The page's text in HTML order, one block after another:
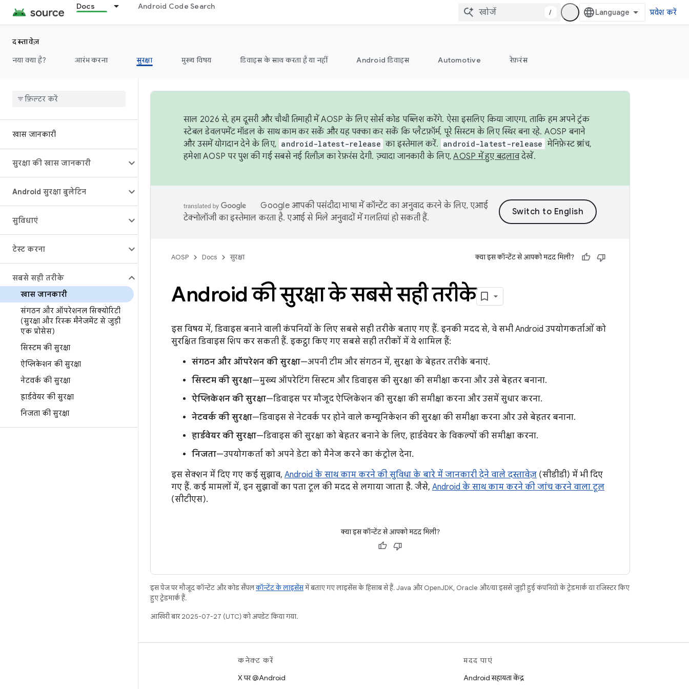
Docs Android Code Search
/ प्रवेश करें
दस्तावेज़
नया क्या है?
आरंभ करना सुरक्षा मुख्य विषय डिवाइस के साथ करता है या नहीं Android डिवाइस Automotive रेफ़रंस
खास जानकारी
सुरक्षा की खास जानकारी
Android सुरक्षा बुलेटिन
सुविधाएं
टेस्ट करना
सबसे सही तरीके
खास जानकारी
संगठन और ऑपरेशनल सिक्योरिटी
(सुरक्षा और रिस्क मैनेजमेंट से जुड़ी
एक प्रोसेस)
सिस्टम की सुरक्षा
ऐप्लिकेशन की सुरक्षा
नेटवर्क की सुरक्षा
हार्डवेयर की सुरक्षा
निजता की सुरक्षा
साल 2026 से, हम दूसरी और चौथी तिमाही में AOSP के लिए सोर्स कोड पब्लिश करेंगे. ऐसा इसलिए किया जाएगा, ताकि हम अपने ट्रंक
स्टेबल डेवलपमेंट मॉडल के साथ काम कर सकें और यह पक्का कर सकें कि प्लैटफ़ॉर्म, पूरे सिस्टम के लिए स्थिर बना रहे. AOSP बनाने
और उसमें योगदान देने के लिए, android-latest-release का इस्तेमाल करें. android-latest-release मेनिफ़ेस्ट ब्रांच,
हमेशा AOSP पर पुश की गई सबसे नई रिलीज़ का रेफ़रंस देगी. ज़्यादा जानकारी के लिए,AOSP में हुए बदलावदेखें.
Google आपकी पसंदीदा भाषा में कॉन्टेंट का अनुवाद करने के लिए, एआई
टेक्नोलॉजी का इस्तेमाल करता है. एआई से मिले अनुवादों में गलतियां हो सकती हैं.
AOSP Docs सुरक्षा क्या इस कॉन्टेंट से आपको मदद मिली?
Android की सुरक्षा के सबसे सही तरीके
इस विषय में, डिवाइस बनाने वाली कंपनियों के लिए सबसे सही तरीके बताए गए हैं. इनकी मदद से, वे सभी Android उपयोगकर्ताओं को
सुरक्षित डिवाइस शिप कर सकती हैं. इकट्ठा किए गए सबसे सही तरीकों में ये शामिल हैं:
संगठन और ऑपरेशन की सुरक्षा—अपनी टीम और संगठन में, सुरक्षा के बेहतर तरीके बनाएं.
सिस्टम की सुरक्षा—मुख्य ऑपरेटिंग सिस्टम और डिवाइस की सुरक्षा की समीक्षा करना और उसे बेहतर बनाना.
ऐप्लिकेशन की सुरक्षा—डिवाइस पर मौजूद ऐप्लिकेशन की सुरक्षा की समीक्षा करना और उसमें सुधार करना.
नेटवर्क की सुरक्षा—डिवाइस से नेटवर्क पर होने वाले कम्यूनिकेशन की सुरक्षा की समीक्षा करना और उसे बेहतर बनाना.
हार्डवेयर की सुरक्षा—डिवाइस की सुरक्षा को बेहतर बनाने के लिए, हार्डवेयर के विकल्पों की समीक्षा करना.
निजता—उपयोगकर्ता को अपने डेटा को मैनेज करने का कंट्रोल देना.
इस सेक्शन में दिए गए कई सुझाव, Android के साथ काम करने की सुविधा के बारे में जानकारी देने वाले दस्तावेज़ (सीडीडी) में भी दिए
गए हैं. कई मामलों में, इन सुझावों का पता टूल की मदद से लगाया जाता है. जैसे, Android के साथ काम करने की जांच करने वाला टूल
(सीटीएस).
क्या इस कॉन्टेंट से आपको मदद मिली?
इस पेज पर मौजूद कॉन्टेंट और कोड सैंपलकॉन्टेंट के लाइसेंसमें बताए गए लाइसेंस के हिसाब से हैं. Java और OpenJDK, Oracle और/या इससे जुड़ी हुई कंपनियों के ट्रेडमार्क या रजिस्टर किए
हुए ट्रेडमार्क हैं.
आखिरी बार 2025-07-27 (UTC) को अपडेट किया गया.
कनेक्ट करें
X पर @Android
मदद पाएं
Android सहायता केंद्र